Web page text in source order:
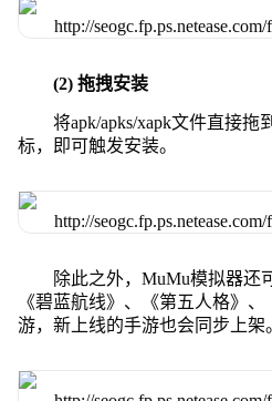
(2) 拖拽安装
将apk/apks/xapk文件直接
标，即可触发安装。
除此之外，MuMu模拟器还
《碧蓝航线》、《第五人格》
游，新上线的手游也会同步上架